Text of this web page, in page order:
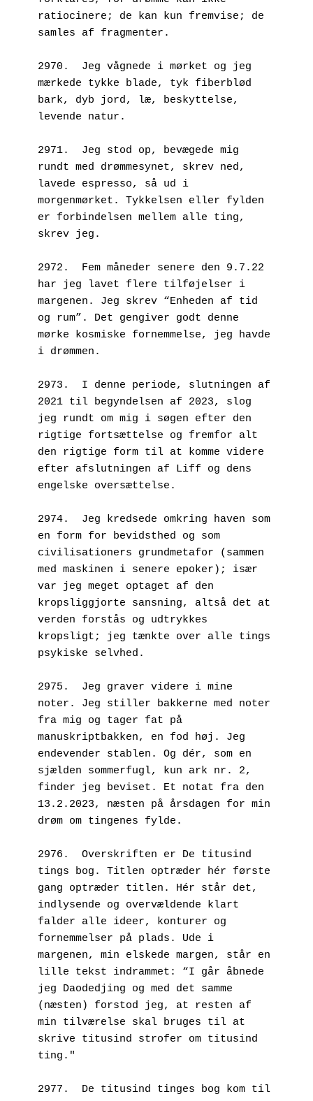
ratiocinere; de kan kun fremvise; de
samles af fragmenter.
2970.  Jeg vågnede i mørket og jeg
mærkede tykke blade, tyk fiberblød
bark, dyb jord, læ, beskyttelse,
levende natur.
2971.  Jeg stod op, bevægede mig
rundt med drømmesynet, skrev ned,
lavede espresso, så ud i
morgenmørket. Tykkelsen eller fylden
er forbindelsen mellem alle ting,
skrev jeg.
2972.  Fem måneder senere den 9.7.22
har jeg lavet flere tilføjelser i
margenen. Jeg skrev “Enheden af tid
og rum”. Det gengiver godt denne
mørke kosmiske fornemmelse, jeg havde
i drømmen.
2973.  I denne periode, slutningen af
2021 til begyndelsen af 2023, slog
jeg rundt om mig i søgen efter den
rigtige fortsættelse og fremfor alt
den rigtige form til at komme videre
efter afslutningen af Liff og dens
engelske oversættelse.
2974.  Jeg kredsede omkring haven som
en form for bevidsthed og som
civilisationers grundmetafor (sammen
med maskinen i senere epoker); især
var jeg meget optaget af den
kropsliggjorte sansning, altså det at
verden forstås og udtrykkes
kropsligt; jeg tænkte over alle tings
psykiske selvhed.
2975.  Jeg graver videre i mine
noter. Jeg stiller bakkerne med noter
fra mig og tager fat på
manuskriptbakken, en fod høj. Jeg
endevender stablen. Og dér, som en
sjælden sommerfugl, kun ark nr. 2,
finder jeg beviset. Et notat fra den
13.2.2023, næsten på årsdagen for min
drøm om tingenes fylde.
2976.  Overskriften er De titusind
tings bog. Titlen optræder hér første
gang optræder titlen. Hér står det,
indlysende og overvældende klart
falder alle ideer, konturer og
fornemmelser på plads. Ude i
margenen, min elskede margen, står en
lille tekst indrammet: “I går åbnede
jeg Daodedjing og med det samme
(næsten) forstod jeg, at resten af
min tilværelse skal bruges til at
skrive titusind strofer om titusind
ting."
2977.  De titusind tinges bog kom til